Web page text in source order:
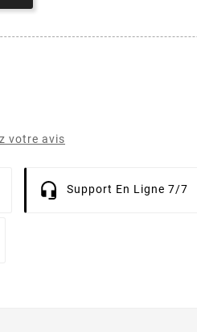
votre avis
Support En Ligne 7/7